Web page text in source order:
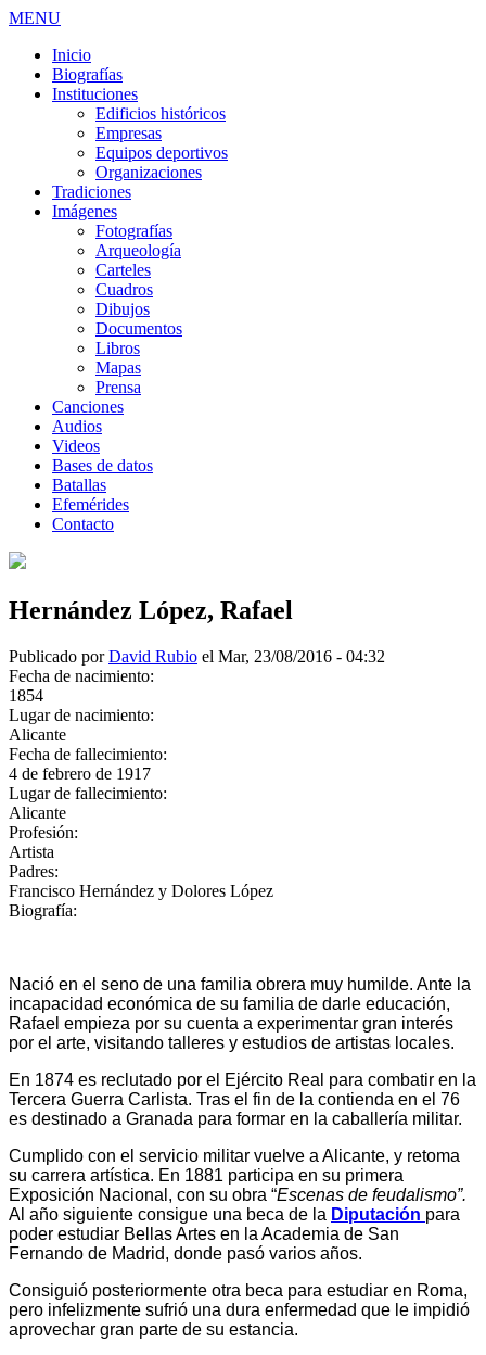
MENU
Inicio
Biografías
Instituciones
Edificios históricos
Empresas
Equipos deportivos
Organizaciones
Tradiciones
Imágenes
Fotografías
Arqueología
Carteles
Cuadros
Dibujos
Documentos
Libros
Mapas
Prensa
Canciones
Audios
Videos
Bases de datos
Batallas
Efemérides
Contacto
Hernández López, Rafael
Publicado porDavid Rubio el Mar, 23/08/2016 - 04:32
Fecha de nacimiento:
1854
Lugar de nacimiento:
Alicante
Fecha de fallecimiento:
4 de febrero de 1917
Lugar de fallecimiento:
Alicante
Profesión:
Artista
Padres:
Francisco Hernández y Dolores López
Biografía:
Nació en el seno de una familia obrera muy humilde. Ante la
incapacidad económica de su familia de darle educación,
Rafael empieza por su cuenta a experimentar gran interés
por el arte, visitando talleres y estudios de artistas locales.
En 1874 es reclutado por el Ejército Real para combatir en la
Tercera Guerra Carlista. Tras el fin de la contienda en el 76
es destinado a Granada para formar en la caballería militar.
Cumplido con el servicio militar vuelve a Alicante, y retoma
su carrera artística. En 1881 participa en su primera
Exposición Nacional, con su obra “Escenas de feudalismo”.
Al año siguiente consigue una beca de la Diputación para
poder estudiar Bellas Artes en la Academia de San
Fernando de Madrid, donde pasó varios años.
Consiguió posteriormente otra beca para estudiar en Roma,
pero infelizmente sufrió una dura enfermedad que le impidió
aprovechar gran parte de su estancia.